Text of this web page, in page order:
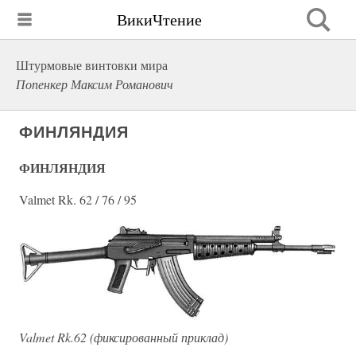
ВикиЧтение
Штурмовые винтовки мира
Попенкер Максим Романович
ФИНЛЯНДИЯ
ФИНЛЯНДИЯ
Valmet Rk. 62 / 76 / 95
Valmet Rk.62 (фиксированный приклад)